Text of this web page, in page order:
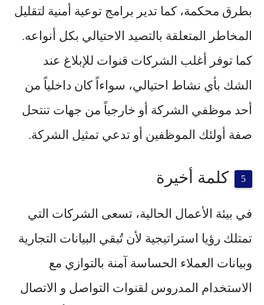
بطرق محكمة، كما تدير برامج توعية أمنية لتقليل
المخاطر المتعلقة بالتصيد الاحتيالي بكل أنواعه.
كما توفر أغلب الشركات قنوات للإبلاغ عند
الشك بأي نشاط احتيالي، سواءاً كان داخلياً من
أحد موظفي الشركة أو خارجياً من جهات تنتحل
صفة أولئك الموظفين أو تدعي تمثيل الشركة.
كلمة أخيرة
في بيئة الأعمال الحالية، تسعى الشركات التي
تمتلك رؤيا استراتيجية لأن تُبقي البيانات التجارية
وبيانات العملاء الحساسة آمنة بالتوازي مع
الاستخدام المدروس لقنوات التواصل و الاتصال